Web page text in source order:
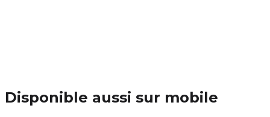
Disponible aussi sur mobile